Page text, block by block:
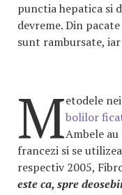
punctia hepatica si
devreme. Din
sunt rambursate,
Metodele
bolilor
Ambele
francezi si se
respectiv 2005,
este ca, spre